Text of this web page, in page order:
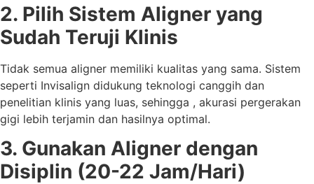
2. Pilih Sistem Aligner yang
Sudah Teruji Klinis
Tidak semua aligner memiliki kualitas yang sama. Sistem
seperti Invisalign didukung teknologi canggih dan
penelitian klinis yang luas, sehingga , akurasi pergerakan
gigi lebih terjamin dan hasilnya optimal.
3. Gunakan Aligner dengan
Disiplin (20-22 Jam/Hari)